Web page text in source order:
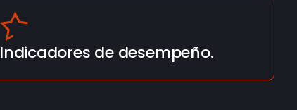
Indicadores de desempeño.